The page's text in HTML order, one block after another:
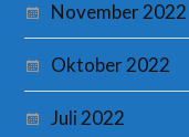
November 2022
Oktober 2022
Juli 2022